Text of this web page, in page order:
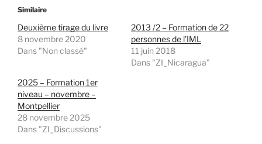
Similaire
Deuxième tirage du livre
8 novembre 2020
Dans "Non classé"
2013 /2 – Formation de 22
personnes de l’IML
11 juin 2018
Dans "ZI_Nicaragua"
2025 – Formation 1er
niveau – novembre –
Montpellier
28 novembre 2025
Dans "ZI_Discussions"